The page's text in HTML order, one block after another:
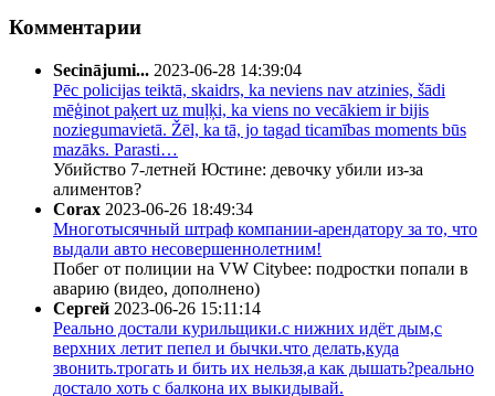
Комментарии
Secinājumi... 2023-06-28 14:39:04
Pēc policijas teiktā, skaidrs, ka neviens nav atzinies, šādi
mēģinot paķert uz muļķi, ka viens no vecākiem ir bijis
noziegumavietā. Žēl, ka tā, jo tagad ticamības moments būs
mazāks. Parasti…
Убийство 7-летней Юстине: девочку убили из-за
алиментов?
Corax 2023-06-26 18:49:34
Многотысячный штраф компании-арендатору за то, что
выдали авто несовершеннолетним!
Побег от полиции на VW Citybee: подростки попали в
аварию (видео, дополнено)
Сергей 2023-06-26 15:11:14
Реально достали курильщики.с нижних идёт дым,с
верхних летит пепел и бычки.что делать,куда
звонить.трогать и бить их нельзя,а как дышать?реально
достало хоть с балкона их выкидывай.